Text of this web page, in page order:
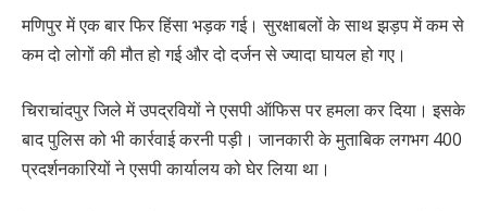
मणिपुर में एक बार फिर हिंसा भड़क गई। सुरक्षाबलों के साथ झड़प में कम से
कम दो लोगों की मौत हो गई और दो दर्जन से ज्यादा घायल हो गए।
चिराचांदपुर जिले में उपद्रवियों ने एसपी ऑफिस पर हमला कर दिया। इसके
बाद पुलिस को भी कार्रवाई करनी पड़ी। जानकारी के मुताबिक लगभग 400
प्रदर्शनकारियों ने एसपी कार्यालय को घेर लिया था।